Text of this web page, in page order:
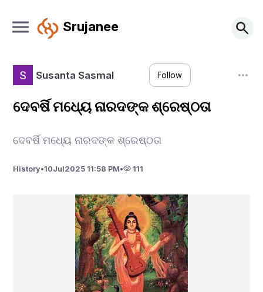
Srujanee
Susanta Sasmal Follow
ଦେବର୍ଷି ମଧ୍ୟେ ନାରଦଙ୍କ ଶ୍ରେଷ୍ଠତା
ଦେବର୍ଷି ମଧ୍ୟେ ନାରଦଙ୍କ ଶ୍ରେଷ୍ଠତା
History•10Jul2025 11:58 PM• 111